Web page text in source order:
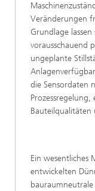
Veränderungen
Grundlage
vorausschauend
ungeplante
die Sensordaten
Bauteilqualitäten
Ein wesentliches
entwickelten